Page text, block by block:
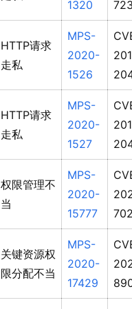
1320
HTTP请求
走私
MPS-
2020-
1526
HTTP请求
走私
MPS-
2020-
1527
权限管理不
当
MPS-
2020-
15777
关键资源权
限分配不当
MPS-
2020-
17429